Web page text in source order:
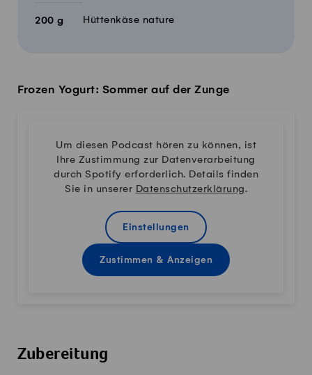
200 g Hüttenkäse nature
Frozen Yogurt: Sommer auf der Zunge
Um diesen Podcast hören zu können, ist
Ihre Zustimmung zur Datenverarbeitung
durch Spotify erforderlich. Details finden
Sie in unserer Datenschutzerklärung.
Einstellungen
Zustimmen & Anzeigen
Zubereitung